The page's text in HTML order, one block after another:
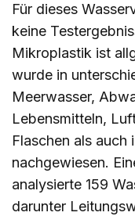
Für dieses
keine
Mikroplastik ist
wurde in
Meerwasser,
Lebensmitteln,
Flaschen als auch
nachgewiesen.
analysierte 159
darunter